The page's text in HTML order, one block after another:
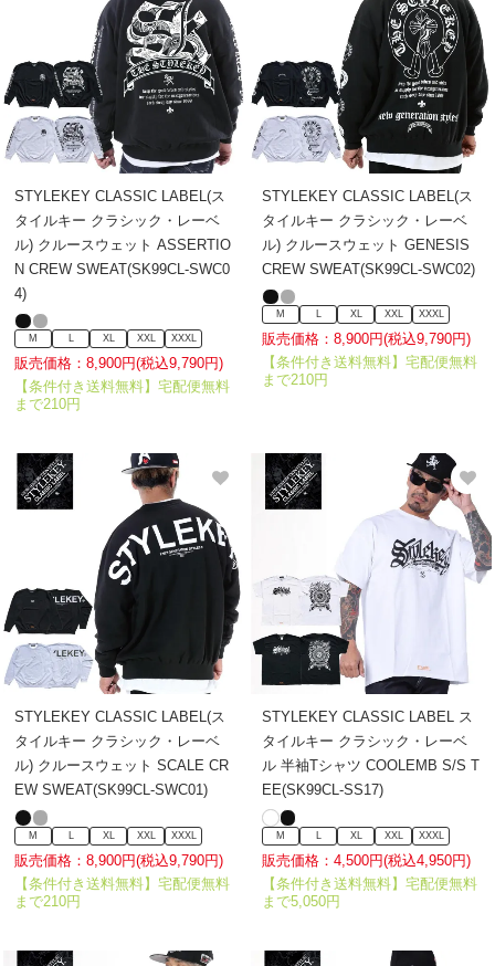
STYLEKEY CLASSIC LABEL(ス
タイルキー クラシック・レーベ
ル) クルースウェット ASSERTIO
N CREW SWEAT(SK99CL-SWC0
4)
M L XL XXL XXXL
販売価格：8,900円(税込9,790円)
【条件付き送料無料】宅配便無料
まで210円
STYLEKEY CLASSIC LABEL(ス
タイルキー クラシック・レーベ
ル) クルースウェット GENESIS
CREW SWEAT(SK99CL-SWC02)
M L XL XXL XXXL
販売価格：8,900円(税込9,790円)
【条件付き送料無料】宅配便無料
まで210円
STYLEKEY CLASSIC LABEL(ス
タイルキー クラシック・レーベ
ル) クルースウェット SCALE CR
EW SWEAT(SK99CL-SWC01)
M XL XXL XXXL
販売価格：8,900円(税込9,790円)
【条件付き送料無料】宅配便無料
まで210円
STYLEKEY CLASSIC LABEL ス
タイルキー クラシック・レーベ
ル 半袖Tシャツ COOLEMB S/S T
EE(SK99CL-SS17)
M XL XXL XXXL
販売価格：4,500円(税込4,950円)
【条件付き送料無料】宅配便無料
まで5,050円